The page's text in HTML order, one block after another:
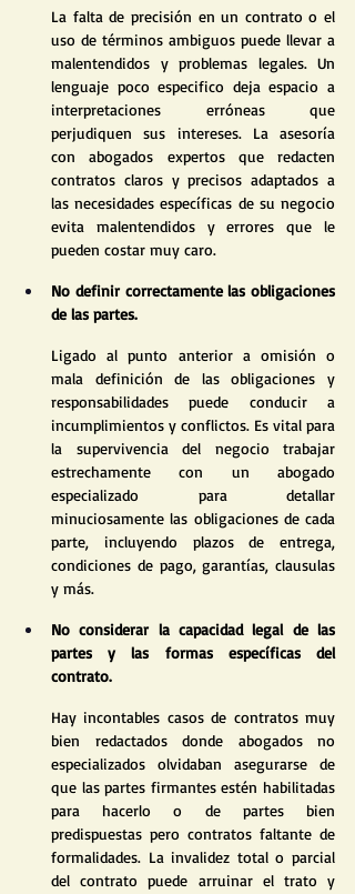
La falta de precisión en un contrato o el
uso de términos ambiguos puede llevar a
malentendidos y problemas legales. Un
lenguaje poco especifico deja espacio a
interpretaciones erróneas que
perjudiquen sus intereses. La asesoría
con abogados expertos que redacten
contratos claros y precisos adaptados a
las necesidades específicas de su negocio
evita malentendidos y errores que le
pueden costar muy caro.
No definir correctamente las obligaciones
de las partes.
Ligado al punto anterior a omisión o
mala definición de las obligaciones y
responsabilidades puede conducir a
incumplimientos y conflictos. Es vital para
la supervivencia del negocio trabajar
estrechamente con un abogado
especializado para detallar
minuciosamente las obligaciones de cada
parte, incluyendo plazos de entrega,
condiciones de pago, garantías, clausulas
y más.
No considerar la capacidad legal de las
partes y las formas específicas del
contrato.
Hay incontables casos de contratos muy
bien redactados donde abogados no
especializados olvidaban asegurarse de
que las partes firmantes estén habilitadas
para hacerlo o de partes bien
predispuestas pero contratos faltante de
formalidades. La invalidez total o parcial
del contrato puede arruinar el trato y